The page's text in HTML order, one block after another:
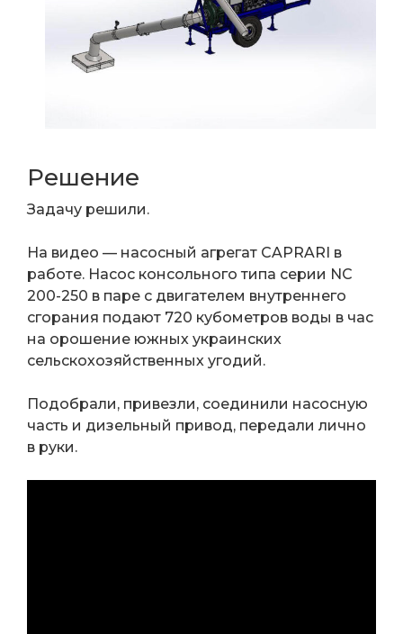
Решение
Задачу решили.
На видео — насосный агрегат CAPRARI в
работе. Насос консольного типа серии NC
200-250 в паре с двигателем внутреннего
сгорания подают 720 кубометров воды в час
на орошение южных украинских
сельскохозяйственных угодий.
Подобрали, привезли, соединили насосную
часть и дизельный привод, передали лично
в руки.